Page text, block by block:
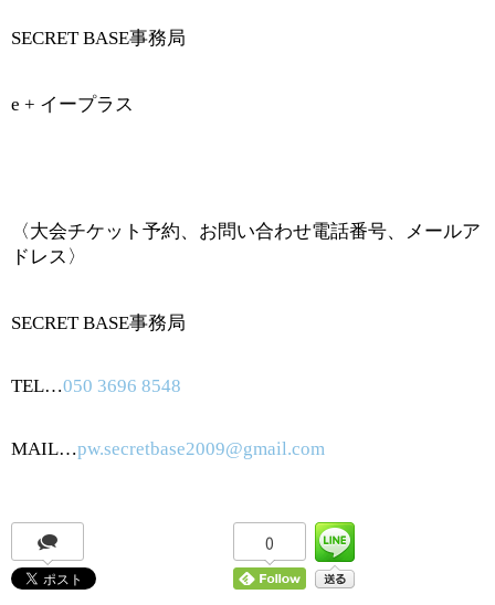
SECRET BASE事務局
e + イープラス
〈大会チケット予約、お問い合わせ電話番号、メールア
ドレス〉
SECRET BASE事務局
TEL…050 3696 8548
MAIL…pw.secretbase2009@gmail.com
0